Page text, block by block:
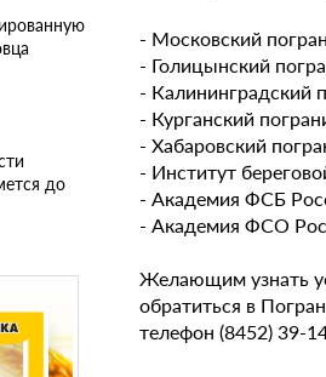
до
- Московский
- Голицынский
- Калининградский
- Курганский
- Хабаровский
- Институт
- Академия ФСБ
- Академия ФСО
Желающим узнать
обратиться в
телефон (8452) 39-